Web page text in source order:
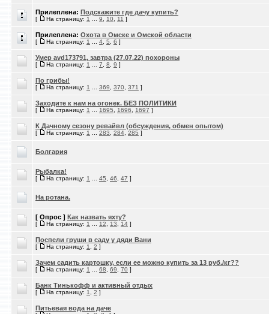
Прилеплена: Подскажите где дачу купить?
[ На страницу: 1 9 10 11 ]
Прилеплена: Охота в Омске и Омской области
[ На страницу: 1 4 5 6 ]
Умер avd173791, завтра (27.07.22) похороны
[ На страницу: 1 7 8 9 ]
По грибы!
[ На страницу: 1 369 370 371 ]
Заходите к нам на огонек. БЕЗ ПОЛИТИКИ
[ На страницу: 1 1695 1696 1697 ]
К Дачному сезону ревайвл (обсуждения, обмен опытом)
[ На страницу: 1 283 284 285 ]
Болгария
Рыбалка!
[ На страницу: 1 45 46 47 ]
На ротана.
[ Опрос ] Как назвать яхту?
[ На страницу: 1 12 13 14 ]
Поспели груши в саду у дяди Вани
[ На страницу: 1 2 ]
Зачем садить картошку, если ее можно купить за 13 руб./кг??
[ На страницу: 1 68 69 70 ]
Банк Тинькофф и активный отдых
[ На страницу: 1 2 ]
Питьевая вода на даче